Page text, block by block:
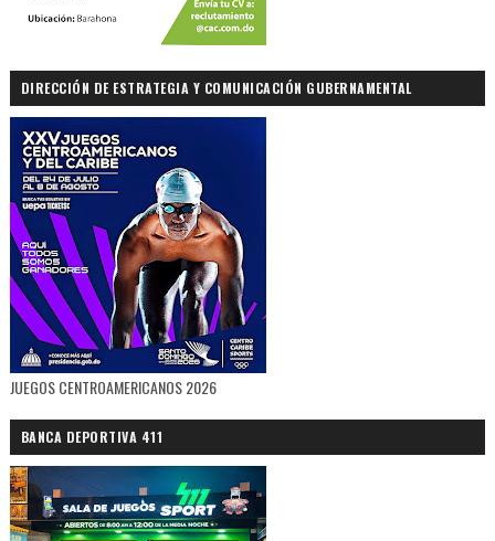
DIRECCIÓN DE ESTRATEGIA Y COMUNICACIÓN GUBERNAMENTAL
JUEGOS CENTROAMERICANOS 2026
BANCA DEPORTIVA 411